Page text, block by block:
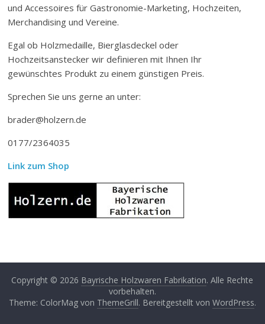
und Accessoires für Gastronomie-Marketing, Hochzeiten,
Merchandising und Vereine.
Egal ob Holzmedaille, Bierglasdeckel oder
Hochzeitsanstecker wir definieren mit Ihnen Ihr
gewünschtes Produkt zu einem günstigen Preis.
Sprechen Sie uns gerne an unter:
brader@holzern.de
0177/2364035
Link zum Shop
Copyright © 2026 Bayrische Holzwaren Fabrikation. Alle Rechte
vorbehalten.
Theme: ColorMag von ThemeGrill. Bereitgestellt von WordPress.